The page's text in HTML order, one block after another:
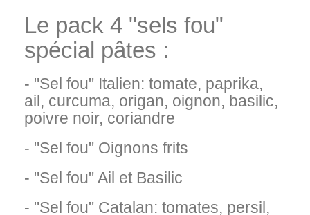
Le pack 4 "sels fou"
spécial pâtes :
- "Sel fou" Italien: tomate, paprika,
ail, curcuma, origan, oignon, basilic,
poivre noir, coriandre
- "Sel fou" Oignons frits
- "Sel fou" Ail et Basilic
- "Sel fou" Catalan: tomates, persil,